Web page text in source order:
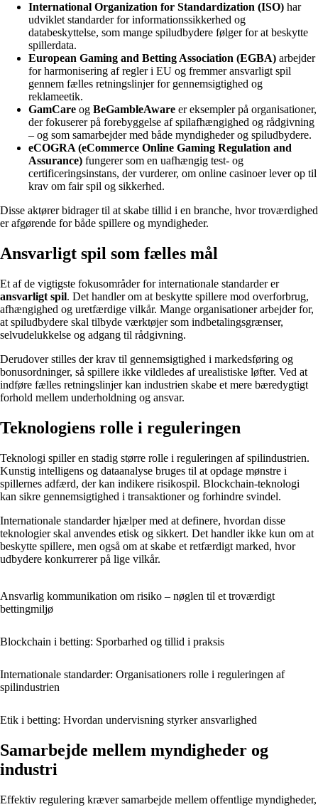
International Organization for Standardization (ISO) har
udviklet standarder for informationssikkerhed og
databeskyttelse, som mange spiludbydere følger for at beskytte
spillerdata.
European Gaming and Betting Association (EGBA) arbejder
for harmonisering af regler i EU og fremmer ansvarligt spil
gennem fælles retningslinjer for gennemsigtighed og
reklameetik.
GamCare og BeGambleAware er eksempler på organisationer,
der fokuserer på forebyggelse af spilafhængighed og rådgivning
– og som samarbejder med både myndigheder og spiludbydere.
eCOGRA (eCommerce Online Gaming Regulation and
Assurance) fungerer som en uafhængig test- og
certificeringsinstans, der vurderer, om online casinoer lever op til
krav om fair spil og sikkerhed.
Disse aktører bidrager til at skabe tillid i en branche, hvor troværdighed
er afgørende for både spillere og myndigheder.
Ansvarligt spil som fælles mål
Et af de vigtigste fokusområder for internationale standarder er
ansvarligt spil. Det handler om at beskytte spillere mod overforbrug,
afhængighed og uretfærdige vilkår. Mange organisationer arbejder for,
at spiludbydere skal tilbyde værktøjer som indbetalingsgrænser,
selvudelukkelse og adgang til rådgivning.
Derudover stilles der krav til gennemsigtighed i markedsføring og
bonusordninger, så spillere ikke vildledes af urealistiske løfter. Ved at
indføre fælles retningslinjer kan industrien skabe et mere bæredygtigt
forhold mellem underholdning og ansvar.
Teknologiens rolle i reguleringen
Teknologi spiller en stadig større rolle i reguleringen af spilindustrien.
Kunstig intelligens og dataanalyse bruges til at opdage mønstre i
spillernes adfærd, der kan indikere risikospil. Blockchain-teknologi
kan sikre gennemsigtighed i transaktioner og forhindre svindel.
Internationale standarder hjælper med at definere, hvordan disse
teknologier skal anvendes etisk og sikkert. Det handler ikke kun om at
beskytte spillere, men også om at skabe et retfærdigt marked, hvor
udbydere konkurrerer på lige vilkår.
Ansvarlig kommunikation om risiko – nøglen til et troværdigt
bettingmiljø
Blockchain i betting: Sporbarhed og tillid i praksis
Internationale standarder: Organisationers rolle i reguleringen af
spilindustrien
Etik i betting: Hvordan undervisning styrker ansvarlighed
Samarbejde mellem myndigheder og
industri
Effektiv regulering kræver samarbejde mellem offentlige myndigheder,